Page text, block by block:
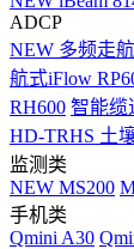
ADCP
NEW 多频走
航式iFlow
RH600 智能缆
HD-TRHS 土
监测类
NEW MS200
手机类
Qmini A30